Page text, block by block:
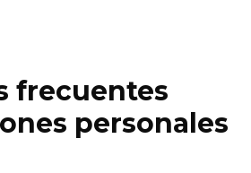
frecuentes
personales